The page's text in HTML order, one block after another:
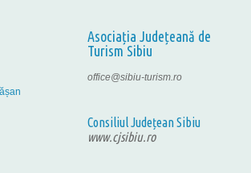
Asociația Județeană de
Turism Sibiu
office@sibiu-turism.ro
Consiliul Județean Sibiu
www.cjsibiu.ro